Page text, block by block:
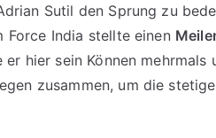
Sutil den Sprung zu
Force India stellte einen
hier sein Können mehrmals
zusammen, um die stetige